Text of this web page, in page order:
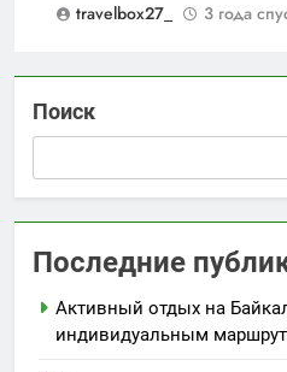
travelbox27_
3 года
Поиск
Последние
Активный отдых на
индивидуальным